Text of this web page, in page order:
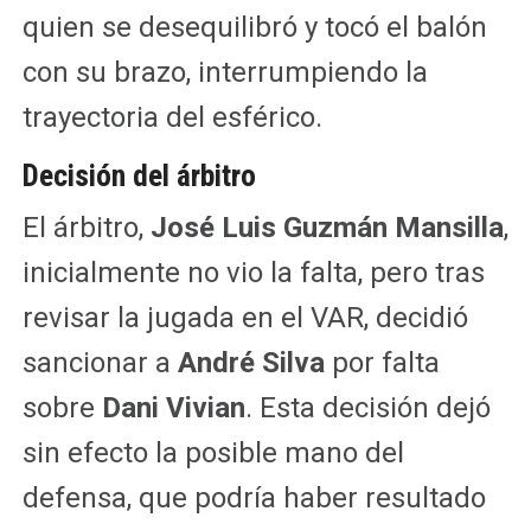
quien se desequilibró y tocó el balón
con su brazo, interrumpiendo la
trayectoria del esférico.
Decisión del árbitro
El árbitro, José Luis Guzmán Mansilla,
inicialmente no vio la falta, pero tras
revisar la jugada en el VAR, decidió
sancionar a André Silvapor falta
sobre Dani Vivian. Esta decisión dejó
sin efecto la posible mano del
defensa, que podría haber resultado